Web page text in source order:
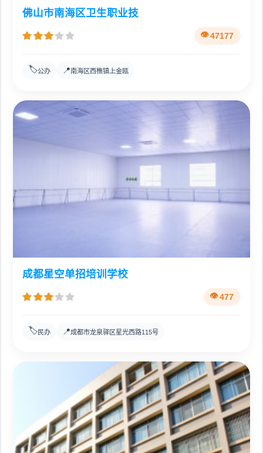
佛山市南海区卫生职业技
47177
🏷️公办 📍南海区西樵镇上金瓯
成都星空单招培训学校
477
🏷️民办 📍成都市龙泉驿区星光西路115号